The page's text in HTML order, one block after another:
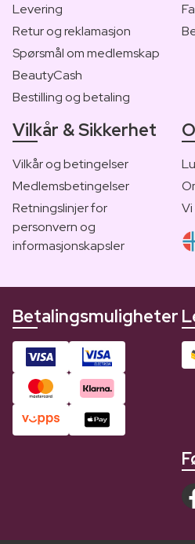
Levering
Retur og reklamasjon
Spørsmål om medlemskap
BeautyCash
Bestilling og betaling
Vilkår & Sikkerhet
Vilkår og betingelser
Medlemsbetingelser
Retningslinjer for
personvern og
informasjonskapsler
Betalingsmuligheter